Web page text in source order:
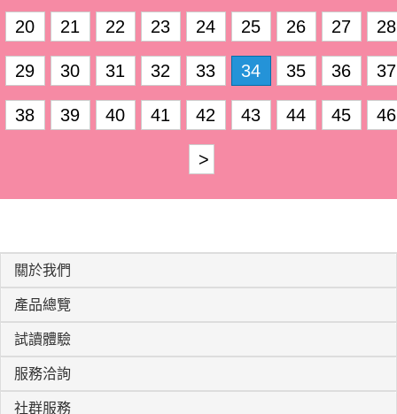
20 21 22 23 24 25 26 27 28
29 30 31 32 33 34 35 36 37
38 39 40 41 42 43 44 45 46
>
關於我們
產品總覽
試讀體驗
服務洽詢
社群服務